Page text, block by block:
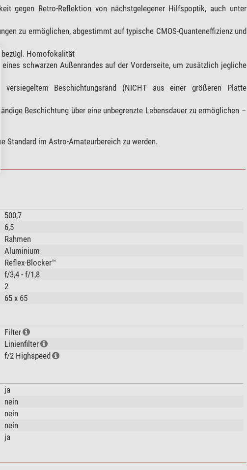
gegen Retro-Reflektion von nächstgelegener Hilfspoptik, auch unter
zu ermöglichen, abgestimmt auf typische CMOS-Quanteneffizienz und
bezügl. Homofokalität
schwarzen Außenrandes auf der Vorderseite, um zusätzlich jegliche
Beschichtungsrand (NICHT aus einer größeren Platte
Beschichtung über eine unbegrenzte Lebensdauer zu ermöglichen –
Standard im Astro-Amateurbereich zu werden.
500,7
6,5
Rahmen
Aluminium
Reflex-Blocker™
f/3,4 - f/1,8
2
65 x 65
Filter
Linienfilter
f/2 Highspeed
ja
nein
nein
nein
ja